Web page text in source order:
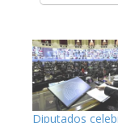
Diputados